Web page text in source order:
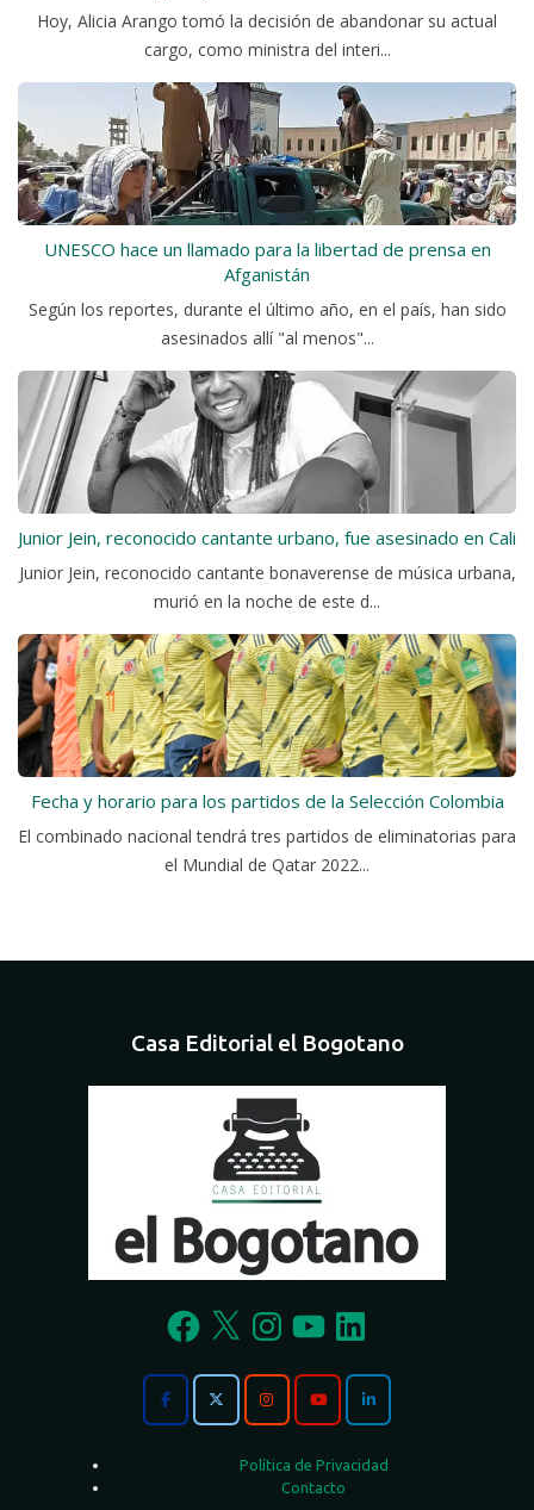
Hoy, Alicia Arango tomó la decisión de abandonar su actual
cargo, como ministra del interi...
UNESCO hace un llamado para la libertad de prensa en
Afganistán
Según los reportes, durante el último año, en el país, han sido
asesinados allí "al menos"...
Junior Jein, reconocido cantante urbano, fue asesinado en Cali
Junior Jein, reconocido cantante bonaverense de música urbana,
murió en la noche de este d...
Fecha y horario para los partidos de la Selección Colombia
El combinado nacional tendrá tres partidos de eliminatorias para
el Mundial de Qatar 2022...
Casa Editorial el Bogotano
Facebook
X InstagramYouTubeLinkedIn
Política de Privacidad
Contacto